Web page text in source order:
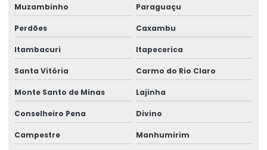
Talha Elétrica Com Capacidade Até 5 Toneladas
Talha Elétrica Com Controle Inteligente
Talha Elétrica Com Inversor De Frequência
Talha Elétrica Com Trole Incorporado
Talha Elétrica Compacta Para Indústria
Muzambinho Paraguaçu
Perdões Caxambu
Itambacuri Itapecerica
Santa Vitória Carmo do Rio Claro
Monte Santo de Minas Lajinha
Conselheiro Pena Divino
Campestre Manhumirim